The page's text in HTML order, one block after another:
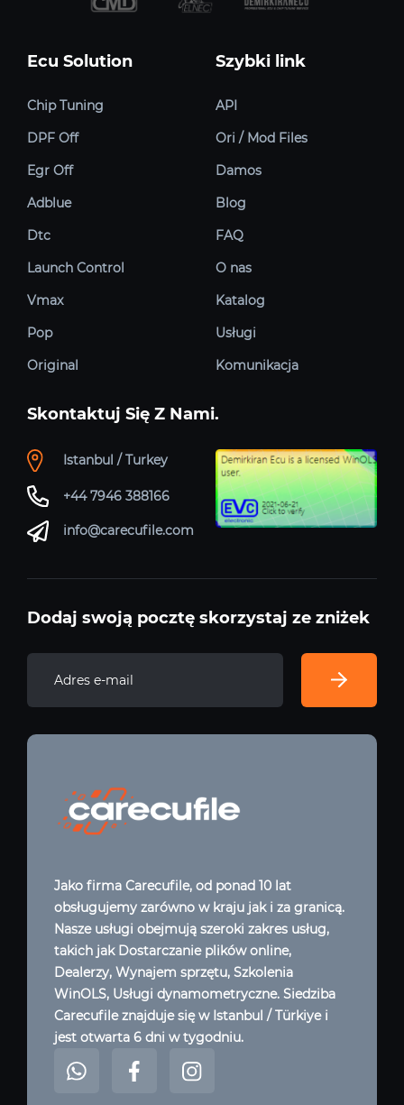
Ecu Solution
Chip Tuning
DPF Off
Egr Off
Adblue
Dtc
Launch Control
Vmax
Pop
Original
Szybki link
API
Ori / Mod Files
Damos
Blog
FAQ
O nas
Katalog
Usługi
Komunikacja
Skontaktuj Się Z Nami.
Istanbul / Turkey
+44 7946 388166
info@carecufile.com
Dodaj swoją pocztę skorzystaj ze zniżek
Jako firma Carecufile, od ponad 10 lat
obsługujemy zarówno w kraju jak i za granicą.
Nasze usługi obejmują szeroki zakres usług,
takich jak Dostarczanie plików online,
Dealerzy, Wynajem sprzętu, Szkolenia
WinOLS, Usługi dynamometryczne. Siedziba
Carecufile znajduje się w Istanbul / Türkiye i
jest otwarta 6 dni w tygodniu.